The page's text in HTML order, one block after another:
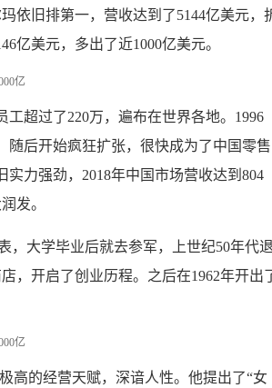
依旧排第一，营收达到了5144亿美元，
亿美元，多出了近1000亿美元。
工超过了220万，遍布在世界各地。1996
后开始疯狂扩张，很快成为了中国零售
力强劲，2018年中国市场营收达到804
发。
，大学毕业后就去参军，上世纪50年代退
，开启了创业历程。之后在1962年开出
高的经营天赋，深谙人性。他提出了“女